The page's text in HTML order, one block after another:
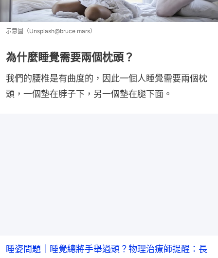
示意圖（Unsplash@bruce mars）
為什麼睡覺需要兩個枕頭？
我們的腰椎是有曲度的，因此一個人睡覺需要兩個枕
頭，一個墊在脖子下，另一個墊在腿下面。
睡姿問題｜睡覺總將手舉過頭？物理治療師提醒：長